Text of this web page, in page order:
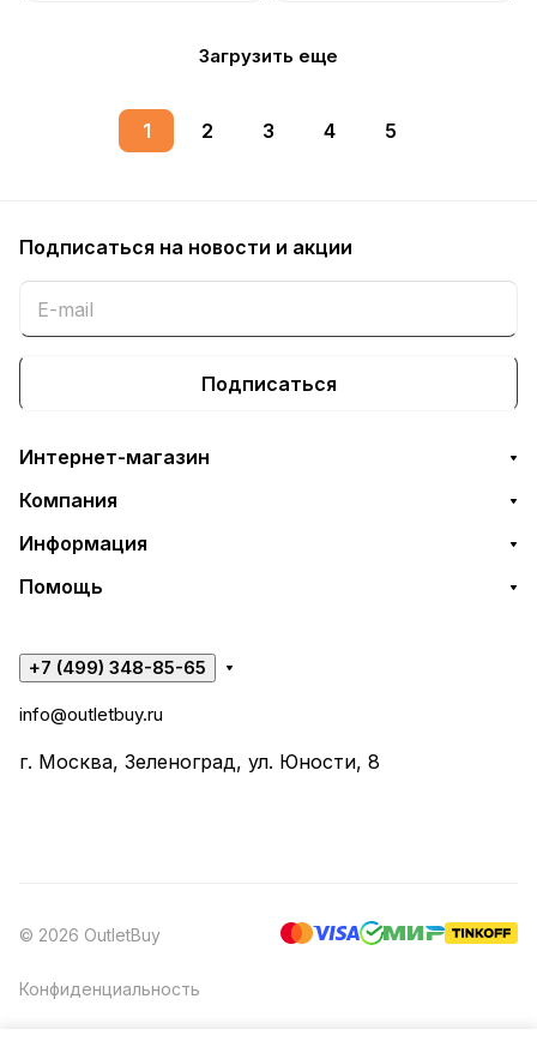
Загрузить еще
1 2 3 4 5
Подписаться на новости и акции
Подписаться
Интернет-магазин
Компания
Информация
Помощь
+7 (499) 348-85-65
info@outletbuy.ru
г. Москва, Зеленоград, ул. Юности, 8
© 2026 OutletBuy
Конфиденциальность